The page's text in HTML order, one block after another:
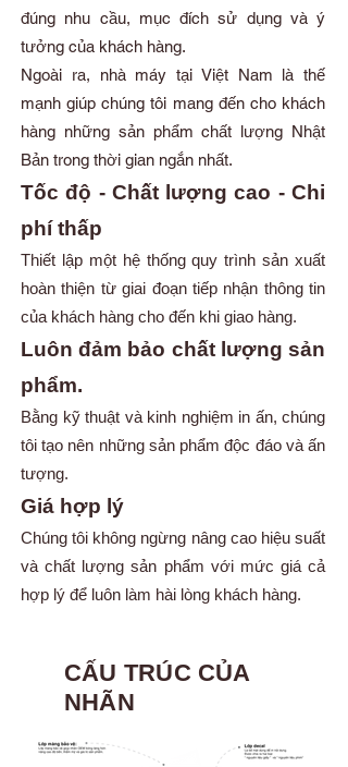
đúng nhu cầu, mục đích sử dụng và ý
tưởng của khách hàng.
Ngoài ra, nhà máy tại Việt Nam là thế
mạnh giúp chúng tôi mang đến cho khách
hàng những sản phẩm chất lượng Nhật
Bản trong thời gian ngắn nhất.
Tốc độ - Chất lượng cao - Chi
phí thấp
Thiết lập một hệ thống quy trình sản xuất
hoàn thiện từ giai đoạn tiếp nhận thông tin
của khách hàng cho đến khi giao hàng.
Luôn đảm bảo chất lượng sản
phẩm.
Bằng kỹ thuật và kinh nghiệm in ấn, chúng
tôi tạo nên những sản phẩm độc đáo và ấn
tượng.
Giá hợp lý
Chúng tôi không ngừng nâng cao hiệu suất
và chất lượng sản phẩm với mức giá cả
hợp lý để luôn làm hài lòng khách hàng.
CẤU TRÚC CỦA
NHÃN